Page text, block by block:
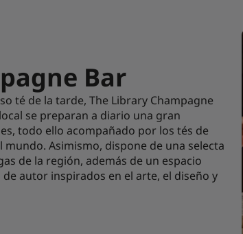
Bar
té de la tarde, The Library Champagne
se preparan a diario una gran
todo ello acompañado por los tés de
Asimismo, dispone de una selecta
de la región, además de un espacio
autor inspirados en el arte, el diseño y